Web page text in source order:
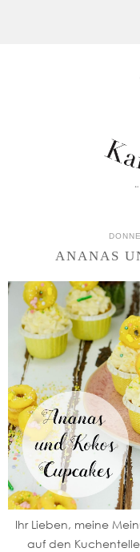
ANANAS
Ihr Lieben, meine
auf den